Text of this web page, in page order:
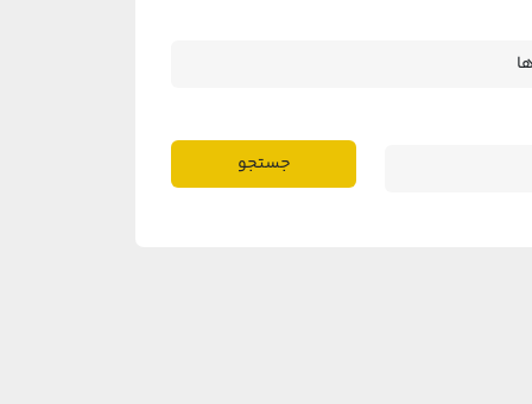
جستجو